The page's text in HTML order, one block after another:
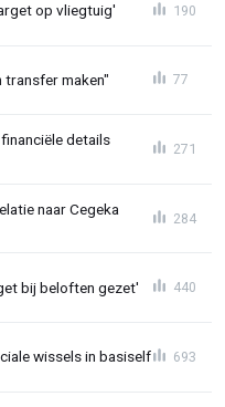
op vliegtuig' 190
transfer maken" 77
details
271
naar Cegeka
284
bij beloften gezet' 440
wissels in basiself 693